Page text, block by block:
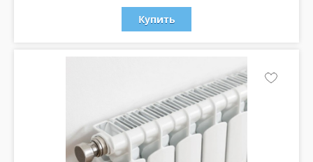
Купить